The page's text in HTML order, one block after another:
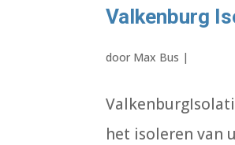
Valkenburg
door Max Bus |
het isoleren van